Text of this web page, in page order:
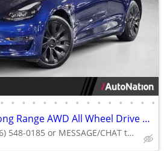
• • • • • • • • • • • • • • •
2022 Tesla Model 3 Long Range AWD All Wheel Drive Electric AUTONATION
Call (866) 548-0185 or MESSAGE/CHAT to confirm availability